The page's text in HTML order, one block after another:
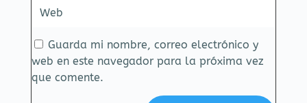
Guarda mi nombre, correo electrónico y
web en este navegador para la próxima vez
que comente.